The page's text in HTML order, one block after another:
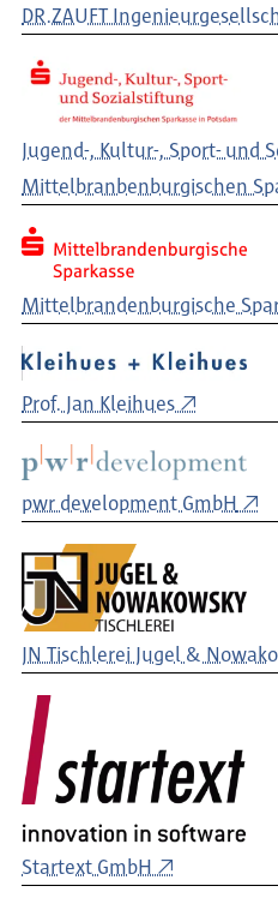
DR.ZAUFT
Jugend-, Kultur-, Sport- und
Mittelbranbenburgischen
Mittelbrandenburgische
Prof. Jan Kleihues
pwr development GmbH
JN Tischlerei Jugel &
Startext GmbH